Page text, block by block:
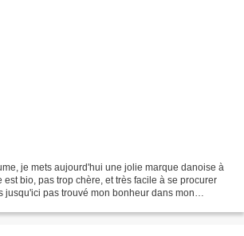
je mets aujourd'hui une jolie marque danoise à
est bio, pas trop chère, et très facile à se procurer
jusqu'ici pas trouvé mon bonheur dans mon